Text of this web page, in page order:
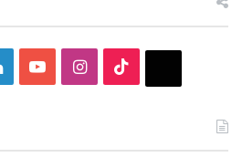
LinkedInYouTubeInstagram